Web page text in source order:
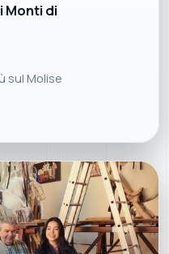
Monti di
sul Molise